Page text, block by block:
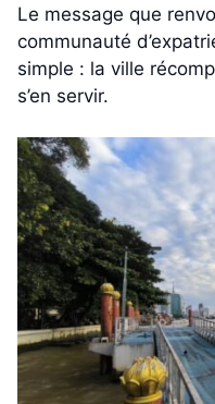
Le message que
communauté
simple : la ville
s’en servir.